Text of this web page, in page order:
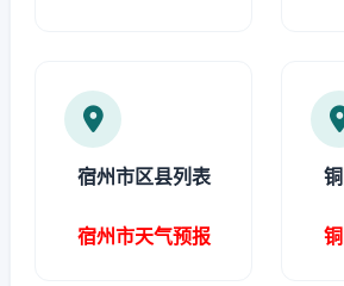
宿州市区县列表
宿州市天气预报